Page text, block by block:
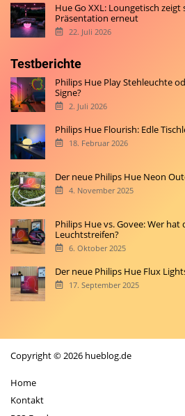
Hue Go XXL: Loungetisch
Präsentation erneut
22. Juli 2026
Testberichte
Philips Hue Play Stehleuchte
Signe?
2. Juli 2026
Philips Hue Flourish: Edle
18. Februar 2026
Der neue Philips Hue Neon
4. November 2025
Philips Hue vs. Govee: Wer
Leuchtstreifen?
6. Oktober 2025
Der neue Philips Hue Flux
17. September 2025
Copyright © 2026 hueblog.de
Home
Kontakt